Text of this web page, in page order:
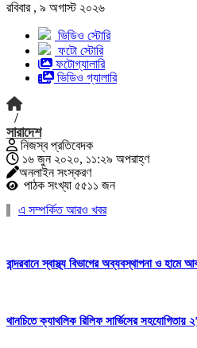
রবিবার , ৯ অগাস্ট ২০২৬
ভিডিও স্টোরি
ফটো স্টোরি
ফটোগ্যালারি
ভিডিও গ্যালারি
/
সারাদেশ
নিজস্ব প্রতিবেদক
১৬ জুন ২০২০, ১১:২৯ অপরাহ্ণ
অনলাইন সংস্করণ
পাঠক সংখ্যা ৫৫১১ জন
এ সম্পর্কিত আরও খবর
বান্দরবানে স্বাস্থ্য বিভাগের অব্যবস্থাপনা ও হামে
থানচিতে ক্যাথলিক রিলিফ সার্ভিসের সহযোগিতায়